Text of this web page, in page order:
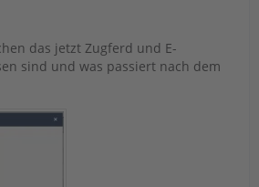
das jetzt Zugferd und E-
sind und was passiert nach dem